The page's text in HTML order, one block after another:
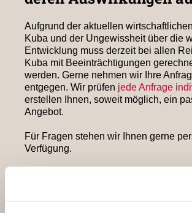
Aufgrund der aktuellen
Kuba und der Ungewissheit über die
Entwicklung muss derzeit bei allen
Kuba mit Beeinträchtigungen
werden. Gerne nehmen wir Ihre
entgegen. Wir prüfen jede Anfrage
erstellen Ihnen, soweit möglich, ein
Angebot.
Für Fragen stehen wir Ihnen gerne
Verfügung.